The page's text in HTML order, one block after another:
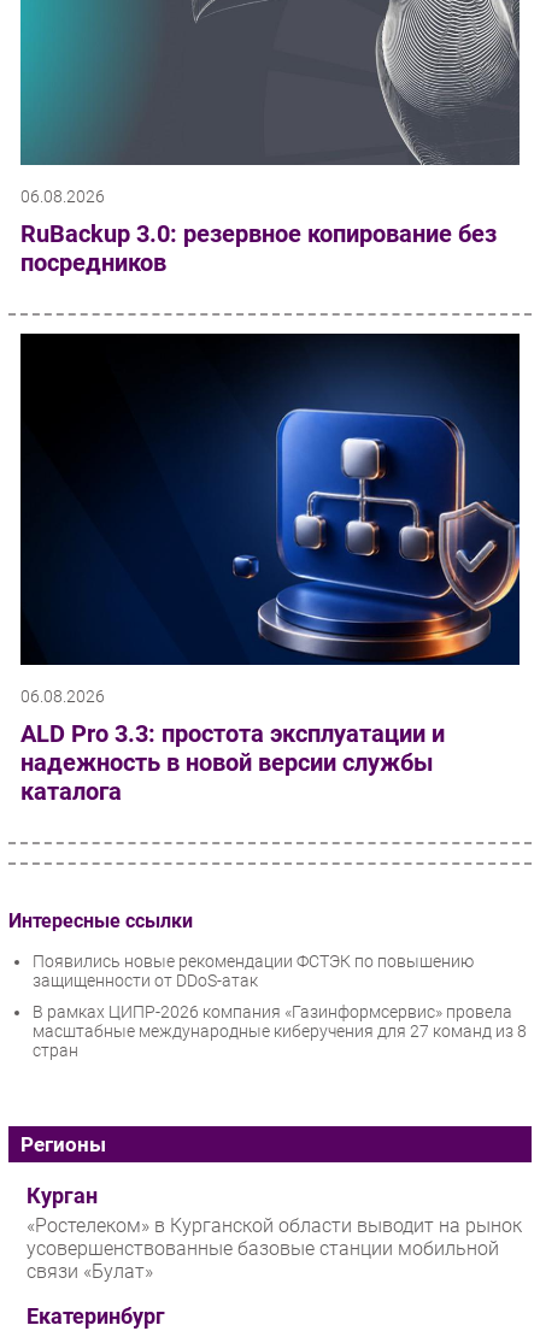
06.08.2026
RuBackup 3.0: резервное копирование без
посредников
06.08.2026
ALD Pro 3.3: простота эксплуатации и
надежность в новой версии службы
каталога
Интересные ссылки
Появились новые рекомендации ФСТЭК по повышению
защищенности от DDoS-атак
В рамках ЦИПР-2026 компания «Газинформсервис» провела
масштабные международные киберучения для 27 команд из 8
стран
Регионы
Курган
«Ростелеком» в Курганской области выводит на рынок
усовершенствованные базовые станции мобильной
связи «Булат»
Екатеринбург